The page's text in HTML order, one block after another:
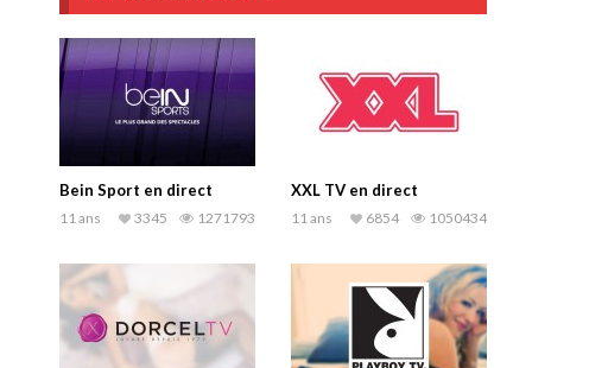
Bein Sport en direct
11 ans 1271793
3345
XXL TV en direct
11 ans 1050434
6854